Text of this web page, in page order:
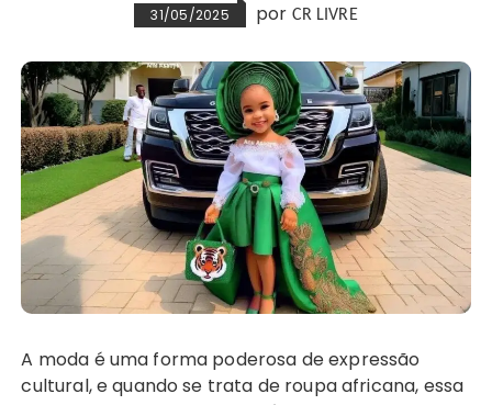
31/05/2025 por CR LIVRE
A moda é uma forma poderosa de expressão
cultural, e quando se trata de roupa africana, essa